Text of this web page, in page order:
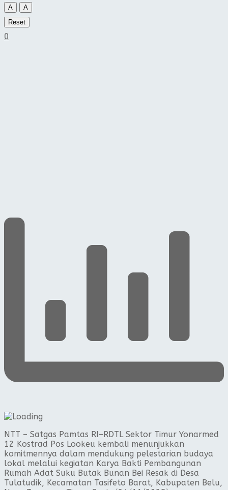
A
A
Reset
0
NTT – Satgas Pamtas RI–RDTL Sektor Timur Yonarmed
12 Kostrad Pos Lookeu kembali menunjukkan
komitmennya dalam mendukung pelestarian budaya
lokal melalui kegiatan Karya Bakti Pembangunan
Rumah Adat Suku Butak Bunan Bei Resak di Desa
Tulatudik, Kecamatan Tasifeto Barat, Kabupaten Belu,